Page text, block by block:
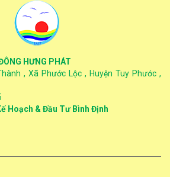
HƯNG PHÁT
, Xã Phước Lộc , Huyện Tuy Phước ,
Hoạch & Đầu Tư Bình Định